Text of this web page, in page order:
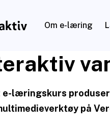
Om e-læring
læringskurs
på